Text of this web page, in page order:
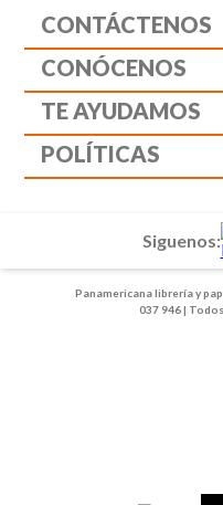
CONTÁCTENOS
CONÓCENOS
TE AYUDAMOS
POLÍTICAS
Panamericana librería y
037 946 |
Siguenos: